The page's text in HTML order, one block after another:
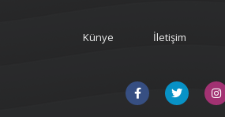
Künye İletişim